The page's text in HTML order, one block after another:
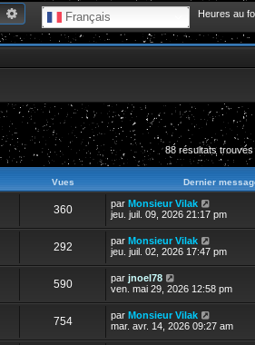
Heures au
Français
RechercherRecherche avancée
88 résultats trouvés
Vues Dernier
360 par Monsieur Vilak
jeu. juil. 09, 2026 21:17 pm
292 par Monsieur Vilak
jeu. juil. 02, 2026 17:47 pm
590 par jnoel78
ven. mai 29, 2026 12:58 pm
754 par Monsieur Vilak
mar. avr. 14, 2026 09:27 am